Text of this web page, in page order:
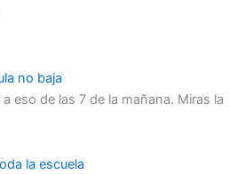
no baja
eso de las 7 de la mañana. Miras la
la escuela